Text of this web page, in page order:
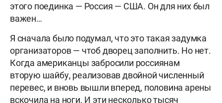
этого поединка — Россия — США. Он для них был
важен…
Я сначала было подумал, что это такая задумка
организаторов — чтоб дворец заполнить. Но нет.
Когда американцы забросили россиянам
вторую шайбу, реализовав двойной численный
перевес, и вновь вышли вперед, половина арены
вскочила на ноги. И эти несколько тысяч